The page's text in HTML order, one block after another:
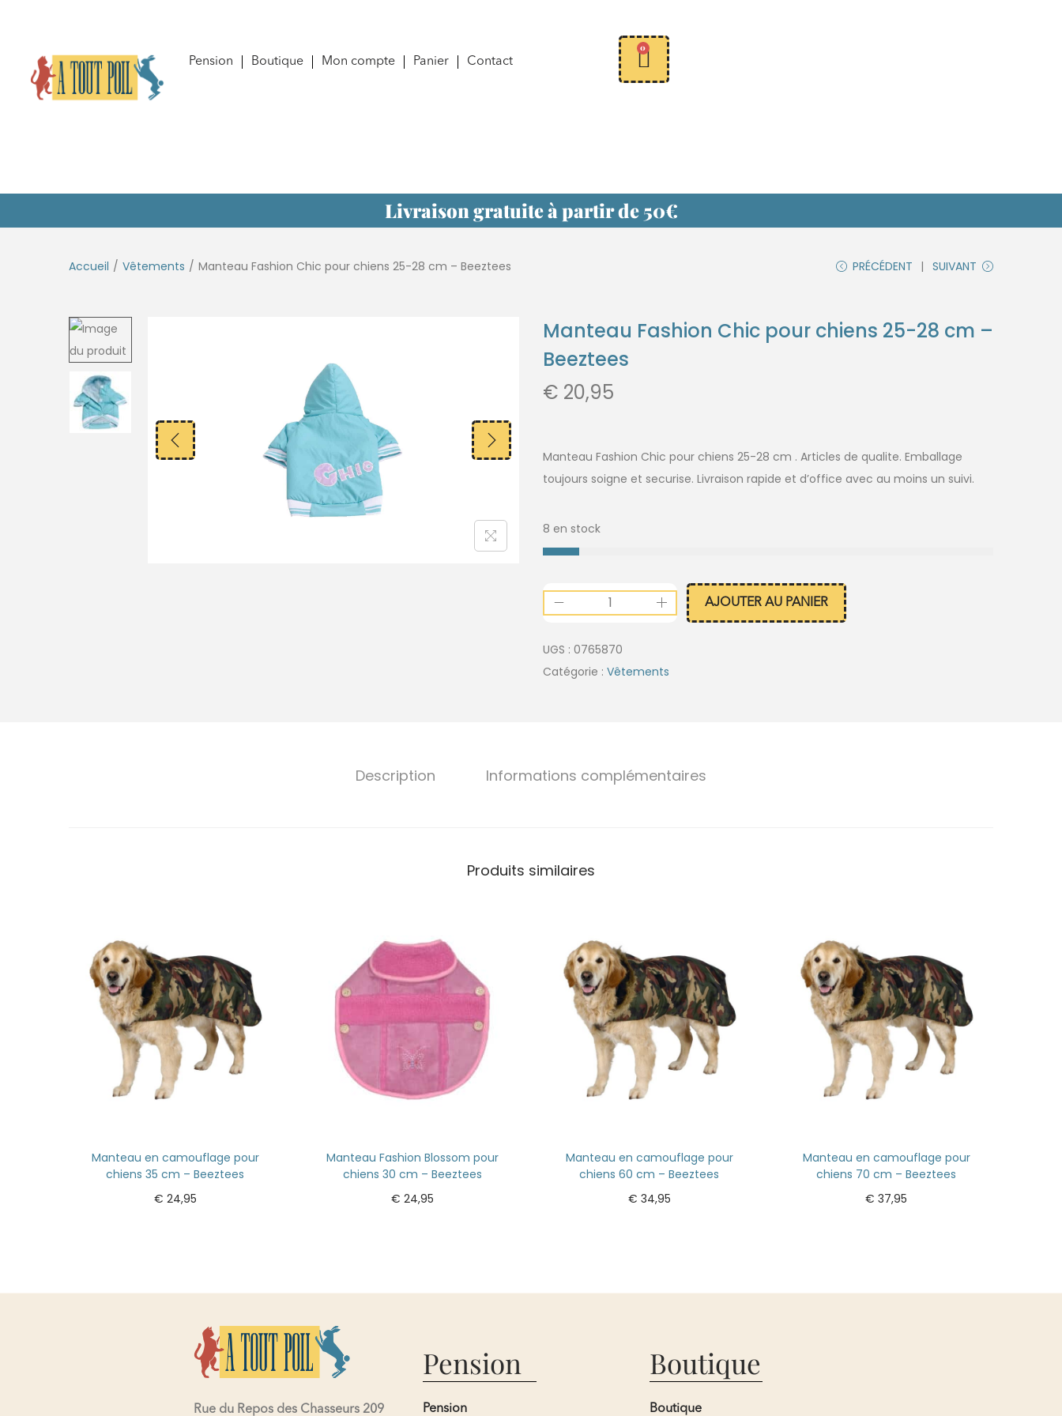
Pension Boutique Mon compte Panier Contact
0
Livraison gratuite à partir de 50€
Accueil / Vêtements / Manteau Fashion Chic pour chiens 25-28 cm – Beeztees PRÉCÉDENT SUIVANT
Manteau Fashion Chic pour chiens 25-28 cm –
Beeztees
€ 20,95
Manteau Fashion Chic pour chiens 25-28 cm . Articles de qualite. Emballage
toujours soigne et securise. Livraison rapide et d’office avec au moins un suivi.
8 en stock
AJOUTER AU PANIER
UGS : 0765870
Catégorie : Vêtements
Description Informations complémentaires
Produits similaires
Manteau en camouflage pour
chiens 35 cm – Beeztees
€ 24,95
Manteau Fashion Blossom pour
chiens 30 cm – Beeztees
€ 24,95
Manteau en camouflage pour
chiens 60 cm – Beeztees
€ 34,95
Manteau en camouflage pour
chiens 70 cm – Beeztees
€ 37,95
Rue du Repos des Chasseurs 209
Pension
Pension
Boutique
Boutique